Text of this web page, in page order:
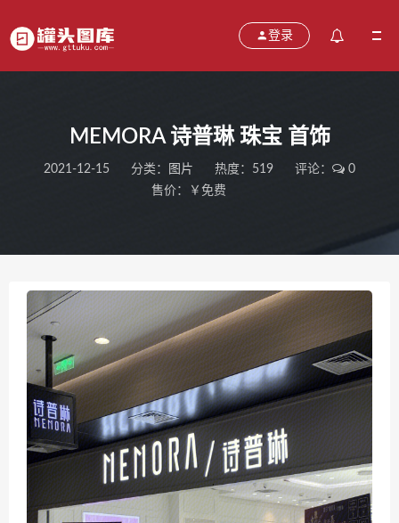
登录
MEMORA 诗普琳 珠宝 首饰
2021-12-15 分类： 图片 热度：519 评论：
0
售价：￥免费